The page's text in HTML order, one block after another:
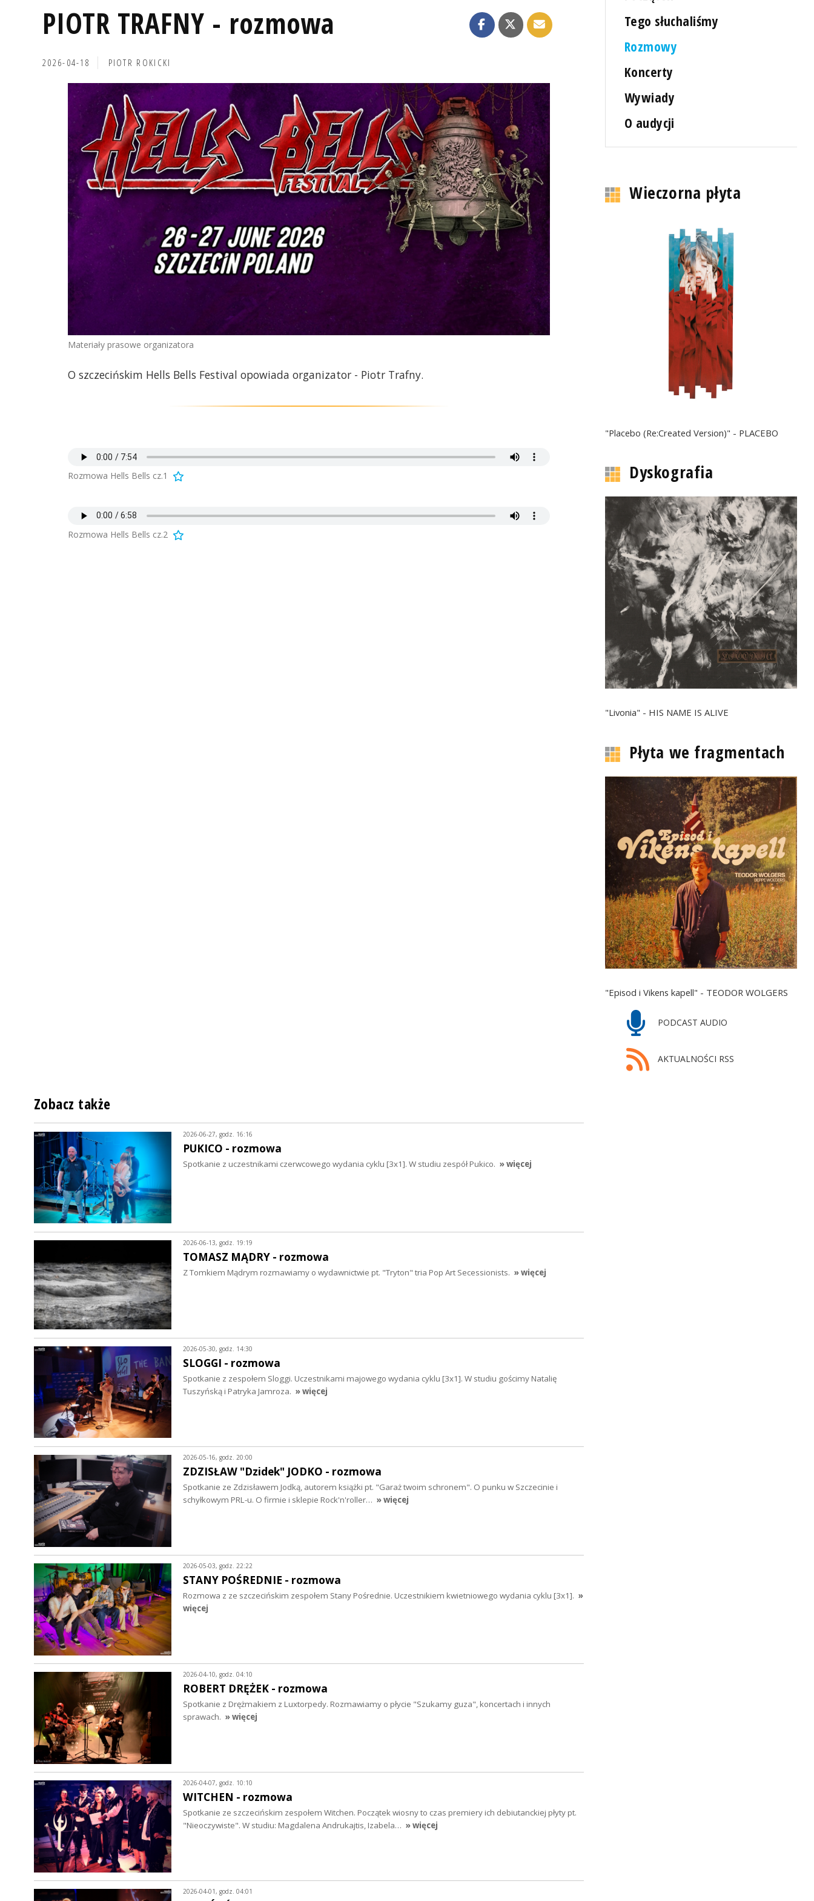
PIOTR TRAFNY - rozmowa
2026-04-18 PIOTR ROKICKI
Materiały prasowe organizatora
O szczecińskim Hells Bells Festival opowiada organizator - Piotr Trafny.
Rozmowa Hells Bells cz.1
Rozmowa Hells Bells cz.2
Tego słuchaliśmy
Rozmowy
Koncerty
Wywiady
O audycji
Wieczorna płyta
"Placebo (Re:Created Version)" - PLACEBO
Dyskografia
"Livonia" - HIS NAME IS ALIVE
Płyta we fragmentach
"Episod i Vikens kapell" - TEODOR WOLGERS
PODCAST AUDIO
AKTUALNOŚCI RSS
Zobacz także
2026-06-27, godz. 16:16
PUKICO - rozmowa
Spotkanie z uczestnikami czerwcowego wydania cyklu [3x1]. W studiu zespół Pukico. » więcej
2026-06-13, godz. 19:19
TOMASZ MĄDRY - rozmowa
Z Tomkiem Mądrym rozmawiamy o wydawnictwie pt. "Tryton" tria Pop Art Secessionists. » więcej
2026-05-30, godz. 14:30
SLOGGI - rozmowa
Spotkanie z zespołem Sloggi. Uczestnikami majowego wydania cyklu [3x1]. W studiu gościmy Natalię
Tuszyńską i Patryka Jamroza. » więcej
2026-05-16, godz. 20:00
ZDZISŁAW "Dzidek" JODKO - rozmowa
Spotkanie ze Zdzisławem Jodką, autorem książki pt. "Garaż twoim schronem". O punku w Szczecinie i
schyłkowym PRL-u. O firmie i sklepie Rock'n'roller… » więcej
2026-05-03, godz. 22:22
STANY POŚREDNIE - rozmowa
Rozmowa z ze szczecińskim zespołem Stany Pośrednie. Uczestnikiem kwietniowego wydania cyklu [3x1]. »
więcej
2026-04-10, godz. 04:10
ROBERT DRĘŻEK - rozmowa
Spotkanie z Drężmakiem z Luxtorpedy. Rozmawiamy o płycie "Szukamy guza", koncertach i innych
sprawach. » więcej
2026-04-07, godz. 10:10
WITCHEN - rozmowa
Spotkanie ze szczecińskim zespołem Witchen. Początek wiosny to czas premiery ich debiutanckiej płyty pt.
"Nieoczywiste". W studiu: Magdalena Andrukajtis, Izabela… » więcej
2026-04-01, godz. 04:01